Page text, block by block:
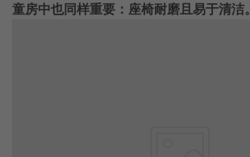
童房中也同样重要：座椅耐磨且易于清洁。